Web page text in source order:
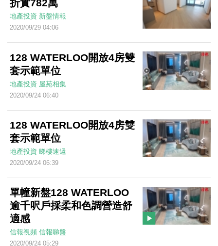
折實782萬
地產投資 新盤情報
2020/09/29 04:06
128 WATERLOO開放4房雙
套示範單位
地產投資 屋苑相集
2020/09/24 06:40
128 WATERLOO開放4房雙
套示範單位
地產投資 睇樓速遞
2020/09/24 06:39
單幢新盤128 WATERLOO
逾千呎戶採柔和色調營造舒
適感
信報視頻 信報睇盤
2020/09/24 05:29